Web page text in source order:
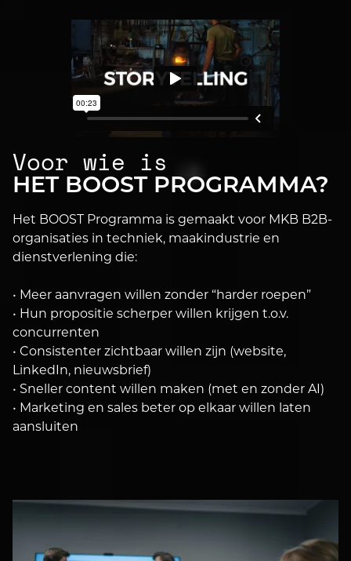
Voor wie is
HET BOOST PROGRAMMA?
Het BOOST Programma is gemaakt voor MKB B2B-
organisaties in techniek, maakindustrie en
dienstverlening die:
• Meer aanvragen willen zonder “harder roepen”
• Hun propositie scherper willen krijgen t.o.v.
concurrenten
• Consistenter zichtbaar willen zijn (website,
LinkedIn, nieuwsbrief)
• Sneller content willen maken (met en zonder AI)
• Marketing en sales beter op elkaar willen laten
aansluiten